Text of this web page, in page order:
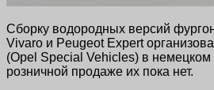
Сборку водородных версий
Vivaro и Peugeot Expert
(Opel Special Vehicles) в
розничной продаже их пока нет.